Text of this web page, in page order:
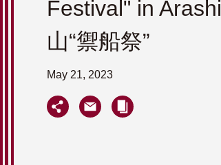
Festival" in
山“禦船祭”
May 21, 2023